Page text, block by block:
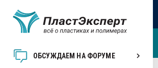
ОБСУЖДАЕМ НА ФОРУМЕ